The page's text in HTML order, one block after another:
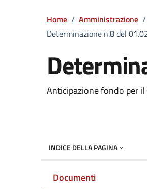
Home / Amministrazione /
Determinazione n.8 del
Dettaglio del documento
Anticipazione fondo per
INDICE DELLA PAGINA
Documenti